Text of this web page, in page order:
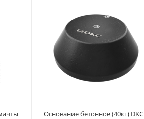
Основание бетонное (40кг) DKC